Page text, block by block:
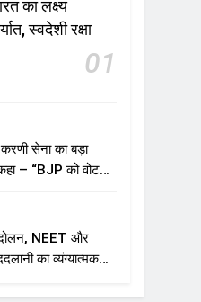
का लक्ष्य
स्वदेशी रक्षा
01
सेना का बड़ा
– “BJP को वोट
NEET और
का व्यंग्यात्मक